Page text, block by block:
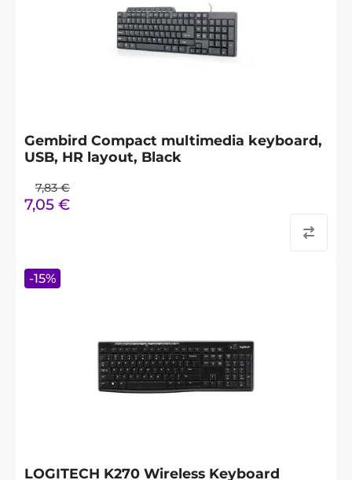
Gembird Compact multimedia keyboard,
USB, HR layout, Black
7,83 €
7,05 €
LOGITECH K270 Wireless Keyboard
-15%